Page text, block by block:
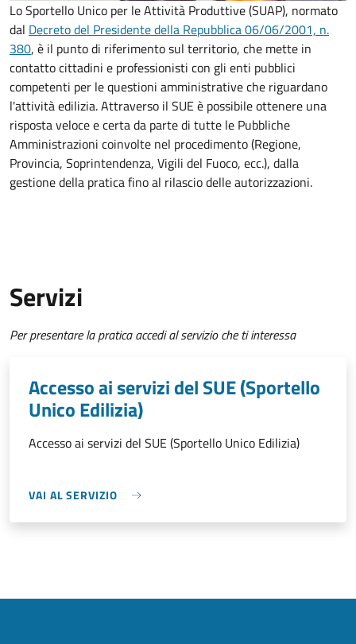
Lo Sportello Unico per le Attività Produttive (SUAP), normato
dal Decreto del Presidente della Repubblica 06/06/2001, n.
380, è il punto di riferimento sul territorio, che mette in
contatto cittadini e professionisti con gli enti pubblici
competenti per le questioni amministrative che riguardano
l'attività edilizia. Attraverso il SUE è possibile ottenere una
risposta veloce e certa da parte di tutte le Pubbliche
Amministrazioni coinvolte nel procedimento (Regione,
Provincia, Soprintendenza, Vigili del Fuoco, ecc.), dalla
gestione della pratica fino al rilascio delle autorizzazioni.
Servizi
Per presentare la pratica accedi al servizio che ti interessa
Accesso ai servizi del SUE (Sportello
Unico Edilizia)
Accesso ai servizi del SUE (Sportello Unico Edilizia)
VAI AL SERVIZIO